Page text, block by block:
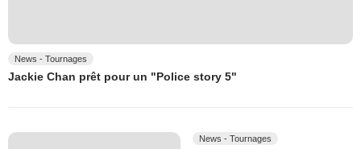
News - Tournages
Jackie Chan prêt pour un "Police story 5"
News - Tournages